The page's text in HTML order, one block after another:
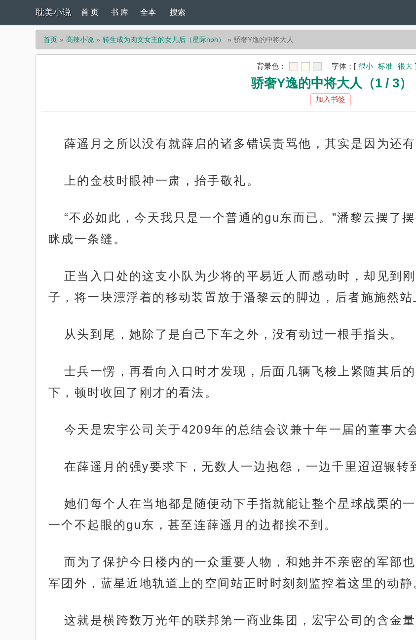
耽美小说 首 页 书 库 全本 搜索
首页 高辣小说 转生成为肉文女主的女儿后（星际nph） 骄奢Y逸的中将大人
背景色： 字体： [ 很小 标准 很大 ]
骄奢Y逸的中将大人（1 / 3）
加入书签
薛遥月之所以没有就薛启的诸多错误责骂他，其实是因为还
上的金枝时眼神一肃，抬手敬礼。
“不必如此，今天我只是一个普通的gu东而已。”潘黎云摆了
眯成一条缝。
正当入口处的这支小队为少将的平易近人而感动时，却见到
子，将一块漂浮着的移动装置放于潘黎云的脚边，后者施施然站
从头到尾，她除了是自己下车之外，没有动过一根手指头。
士兵一愣，再看向入口时才发现，后面几辆飞梭上紧随其后
下，顿时收回了刚才的看法。
今天是宏宇公司关于4209年的总结会议兼十年一届的董事大
在薛遥月的强y要求下，无数人一边抱怨，一边千里迢迢辗转
她们每个人在当地都是随便动下手指就能让整个星球战栗的
一个不起眼的gu东，甚至连薛遥月的边都挨不到。
而为了保护今日楼内的一众重要人物，和她并不亲密的军部
军团外，蓝星近地轨道上的空间站正时时刻刻监控着这里的动静
这就是横跨数万光年的联邦第一商业集团，宏宇公司的含金量